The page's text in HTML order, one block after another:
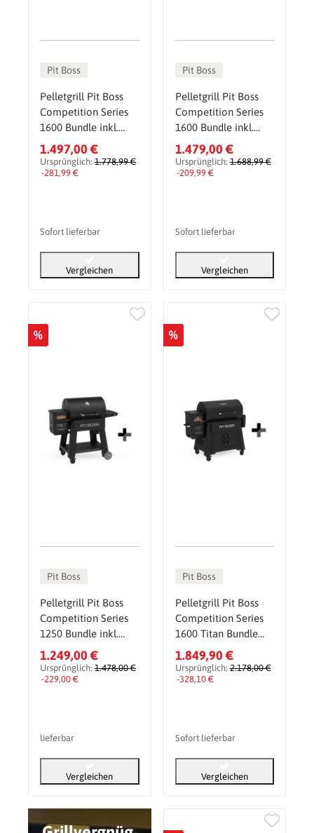
Pit Boss
Pelletgrill Pit Boss
Competition Series
1600 Bundle inkl.
Gusseisen-Set,
Pelletsmoker & Grill
1.497,00 €
Ursprünglich: 1.778,99 €
-281,99 €
Sofort lieferbar
Vergleichen
Pit Boss
Pelletgrill Pit Boss
Competition Series
1600 Bundle inkl.
Abdeckhaube,
Pelletsmoker & Grill
1.479,00 €
Ursprünglich:1.688,99 €
-209,99 €
Sofort lieferbar
Vergleichen
%
Pit Boss
Pelletgrill Pit Boss
Competition Series
1250 Bundle inkl.
Gusseisen-Set,
Pelletsmoker & Grill
1.249,00 €
Ursprünglich: 1.478,00 €
-229,00 €
lieferbar
Vergleichen
%
Pit Boss
Pelletgrill Pit Boss
Competition Series
1600 Titan Bundle
inkl. Gusseisen-Set,
Pelletsmoker & Grill
1.849,90 €
Ursprünglich:2.178,00 €
-328,10 €
Sofort lieferbar
Vergleichen